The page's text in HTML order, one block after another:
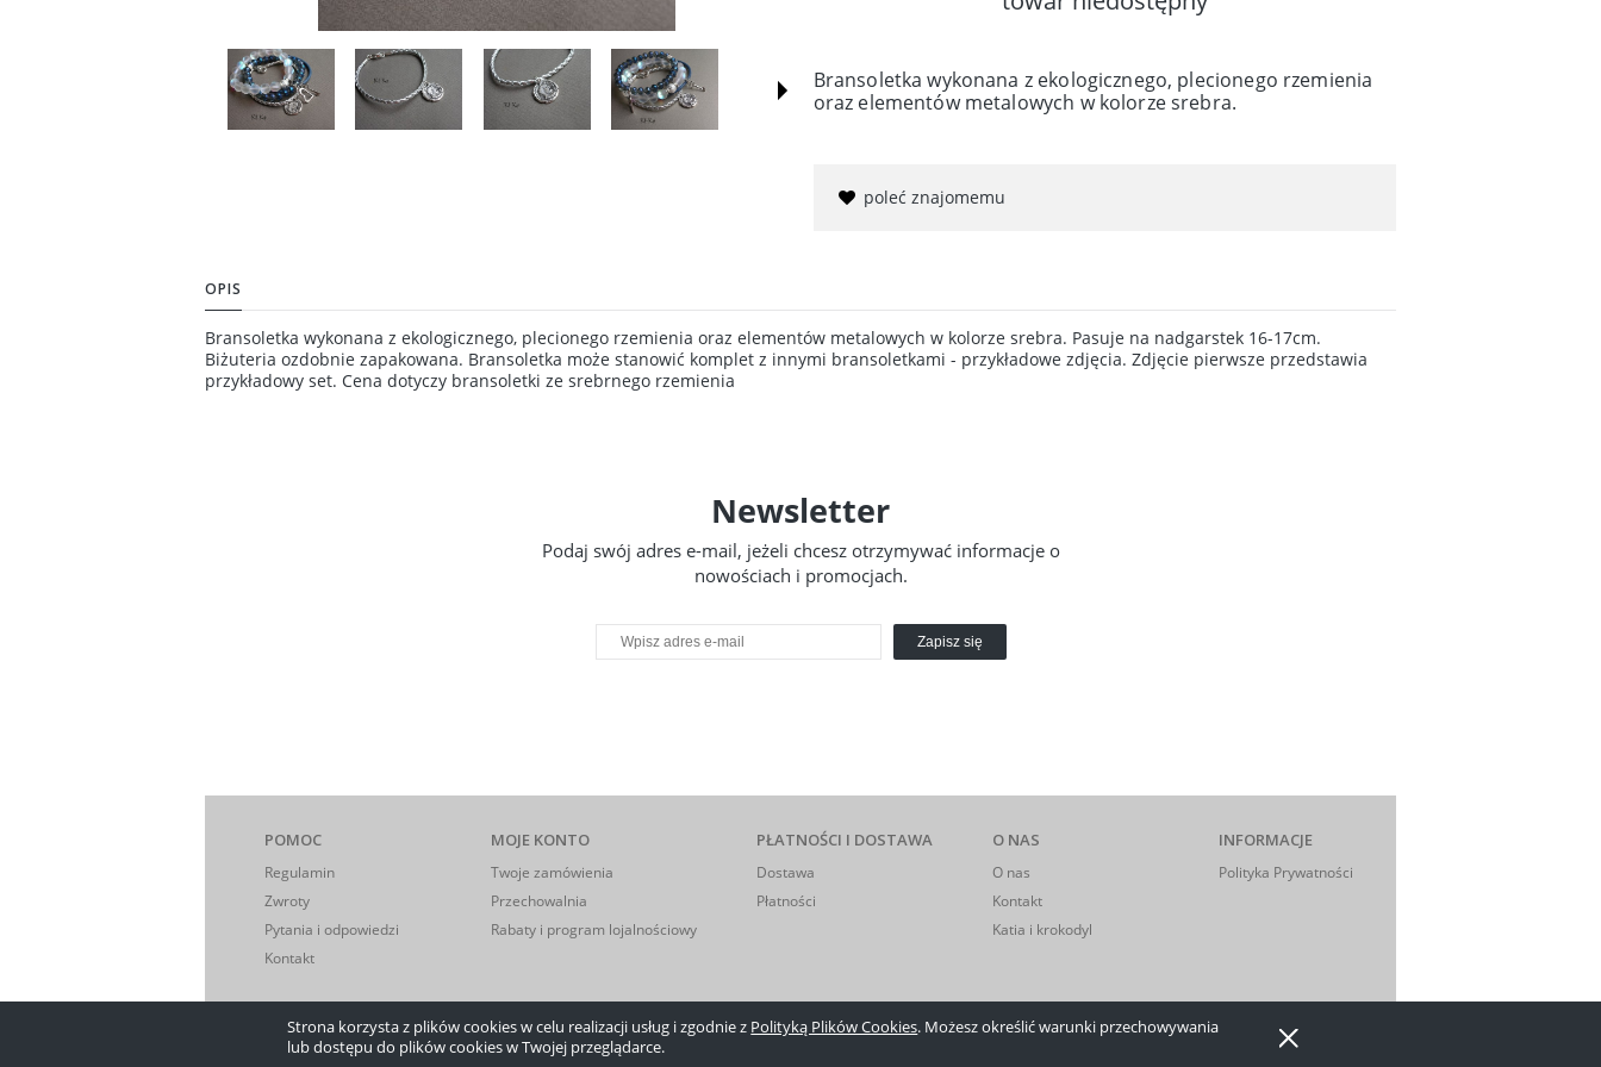
Strona korzysta z plików cookies w celu realizacji usług i zgodnie z Polityką Plików Cookies. Możesz określić warunki przechowywania
lub dostępu do plików cookies w Twojej przeglądarce.
Bransoletka wykonana z ekologicznego, plecionego rzemienia
oraz elementów metalowych w kolorze srebra.
poleć znajomemu
OPIS
Bransoletka wykonana z ekologicznego, plecionego rzemienia oraz elementów metalowych w kolorze srebra. Pasuje na nadgarstek 16-17cm.
Biżuteria ozdobnie zapakowana. Bransoletka może stanowić komplet z innymi bransoletkami - przykładowe zdjęcia. Zdjęcie pierwsze przedstawia
przykładowy set. Cena dotyczy bransoletki ze srebrnego rzemienia
Newsletter
Podaj swój adres e-mail, jeżeli chcesz otrzymywać informacje o
nowościach i promocjach.
Zapisz się
POMOC
Regulamin
Zwroty
Pytania i odpowiedzi
Kontakt
MOJE KONTO
Twoje zamówienia
Przechowalnia
Rabaty i program lojalnościowy
PŁATNOŚCI I DOSTAWA
Dostawa
Płatności
O NAS
O nas
Kontakt
Katia i krokodyl
INFORMACJE
Polityka Prywatności